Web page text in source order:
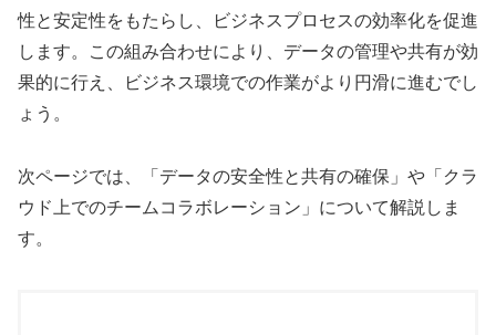
性と安定性をもたらし、ビジネスプロセスの効率化を促進
します。この組み合わせにより、データの管理や共有が効
果的に行え、ビジネス環境での作業がより円滑に進むでし
ょう。
次ページでは、「データの安全性と共有の確保」や「クラ
ウド上でのチームコラボレーション」について解説しま
す。